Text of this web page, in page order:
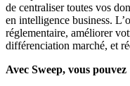
de centraliser toutes vos
en intelligence business.
réglementaire, améliorer
différenciation marché, et
Avec Sweep, vous pouvez